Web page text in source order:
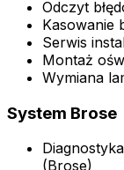
Odczyt
Kasowanie
Serwis
Montaż
Wymiana
System Brose
(Brose)